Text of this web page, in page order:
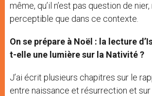
même, qu’il n’est pas question de nier,
perceptible que dans ce contexte.
On se prépare à Noël : la lecture
t-elle une lumière sur la Nativité ?
J’ai écrit plusieurs chapitres sur le
entre naissance et résurrection et sur